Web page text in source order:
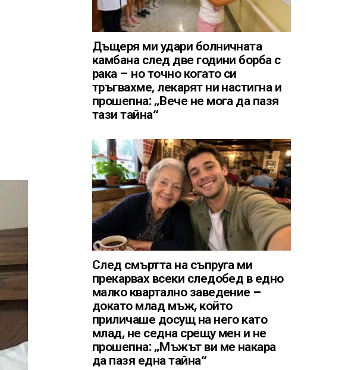
Дъщеря ми удари болничната
камбана след две години борба с
рака – но точно когато си
тръгвахме, лекарят ни настигна и
прошепна: „Вече не мога да пазя
тази тайна“
След смъртта на съпруга ми
прекарвах всеки следобед в едно
малко квартално заведение –
докато млад мъж, който
приличаше досущ на него като
млад, не седна срещу мен и не
прошепна: „Мъжът ви ме накара
да пазя една тайна“